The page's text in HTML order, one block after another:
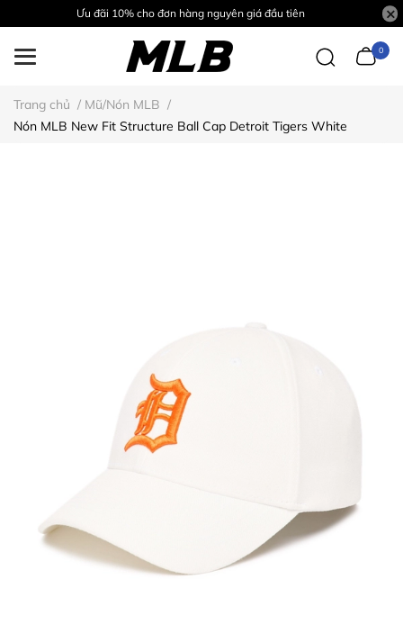
Ưu đãi 10% cho đơn hàng nguyên giá đầu tiên
0
Trang chủ / Mũ/Nón MLB /
Nón MLB New Fit Structure Ball Cap Detroit Tigers White